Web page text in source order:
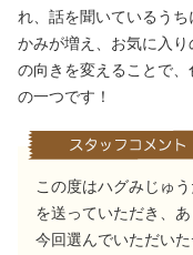
れ、話を聞いているう
かみが増え、お気に入
の向きを変えることで
の一つです！
この度はハグみじゅ
を送っていただき、
今回選んでいただい